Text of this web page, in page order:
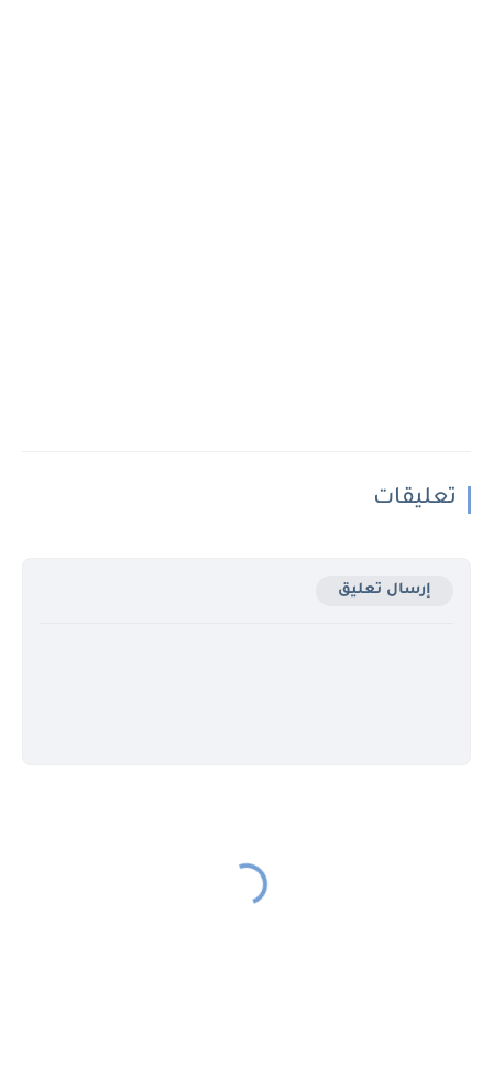
تعليقات
إرسال تعليق